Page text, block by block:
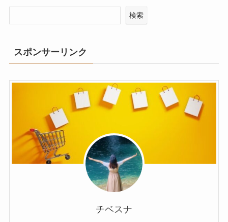
検索
スポンサーリンク
チベスナ